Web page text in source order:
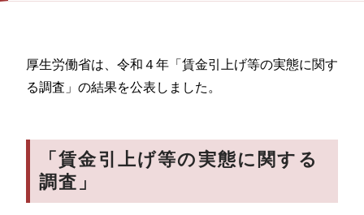
厚生労働省は、令和４年「賃金引上げ等の実態に関す
る調査」の結果を公表しました。
「賃金引上げ等の実態に関する
調査」